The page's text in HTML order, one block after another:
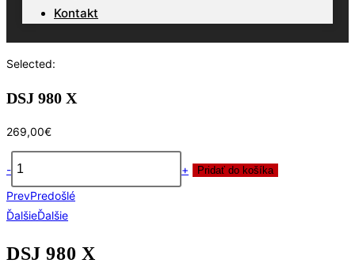
Kontakt
Selected:
DSJ 980 X
269,00€
množstvo
DSJ
980
- + Pridať do košíka
PrevPredošlé
ĎalšieĎalšie
DSJ 980 X